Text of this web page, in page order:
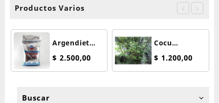
Buscar
Productos Varios
Argendiet
Macrozen Sal
Marina Fina x
500 grs
$ 2.500,00
Cocu
Nacional 100
grs
$ 1.200,00